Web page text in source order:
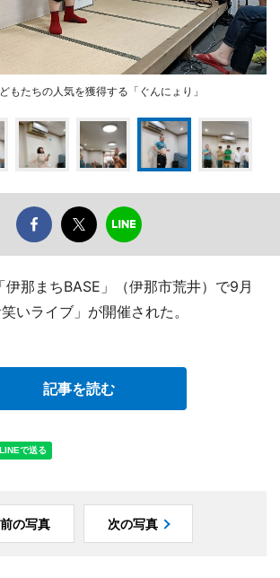
もたちの人気を獲得する「ぐんにょり」
那まちBASE」（伊那市荒井）で9月
いライブ」が開催された。
記事を読む
前の写真 次の写真